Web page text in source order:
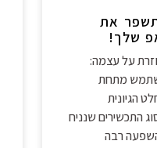
את
שלך!
על עצמה:
מתחת
הגיונית
התכשירים שנניח
רבה